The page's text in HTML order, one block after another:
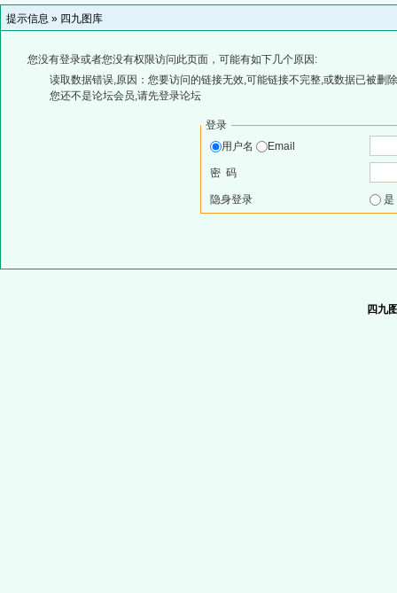
提示信息 » 四九图库
您没有登录或者您没有权限访问此页面，可能有如下几个原因:
读取数据错误,原因：您要访问的链接无效,可能链接不完整,或数据已被删
您还不是论坛会员,请先登录论坛
登录
用户名
Email
密 码
隐身登录
四九